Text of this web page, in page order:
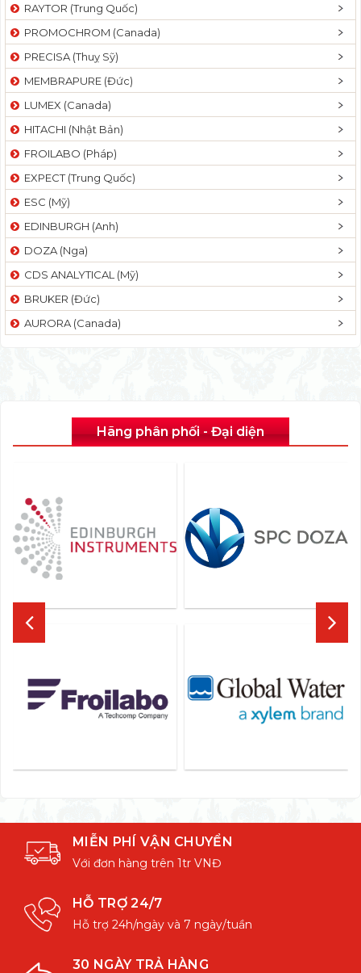
RAYTOR (Trung Quốc)
PROMOCHROM (Canada)
PRECISA (Thuỵ Sỹ)
MEMBRAPURE (Đức)
LUMEX (Canada)
HITACHI (Nhật Bản)
FROILABO (Pháp)
EXPECT (Trung Quốc)
ESC (Mỹ)
EDINBURGH (Anh)
DOZA (Nga)
CDS ANALYTICAL (Mỹ)
BRUKER (Đức)
AURORA (Canada)
Hãng phân phối - Đại diện
MIỄN PHÍ VẬN CHUYỂN
Với đơn hàng trên 1tr VNĐ
HỖ TRỢ 24/7
Hỗ trợ 24h/ngày và 7 ngày/tuần
30 NGÀY TRẢ HÀNG